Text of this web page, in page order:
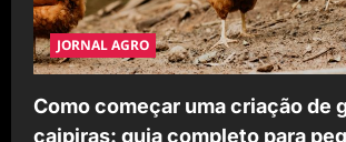
JORNAL AGRO
Como começar uma criação de
caipiras: guia completo para